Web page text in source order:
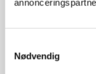
Nødvendig